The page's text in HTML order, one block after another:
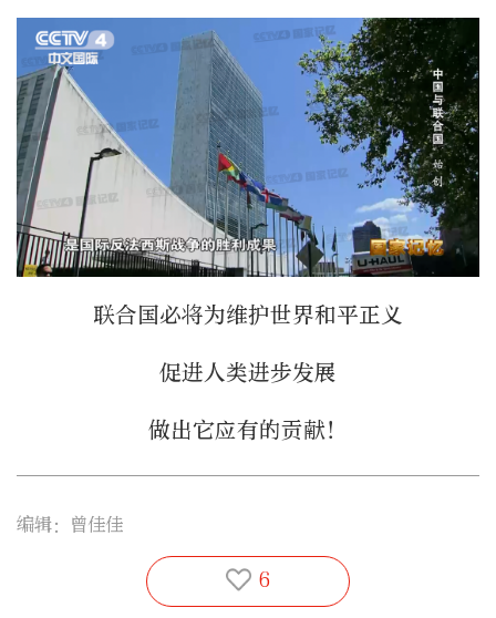
联合国必将为维护世界和平正义
促进人类进步发展
做出它应有的贡献！
编辑：曾佳佳
6